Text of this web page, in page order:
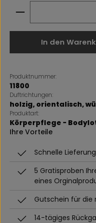
Produkt Anzahl:
In den
Produktnummer:
11800
Duftrichtungen:
holzig, orientalisch,
Produktart:
Körperpflege -
Ihre Vorteile
Schnelle
5 Gratisproben
eines
Gutschein für die
14-tägiges